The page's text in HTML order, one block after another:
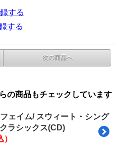
する
する
次の商品へ
の商品もチェックしています
ェイム/ スウィート・シング
ラシックス(CD)